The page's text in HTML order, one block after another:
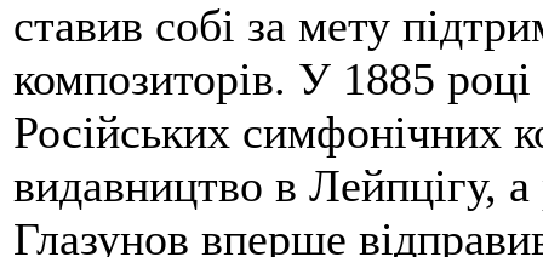
ставив собі за мету
композиторів. У 1885 році
Російських симфонічних
видавництво в Лейпцігу,
Глазунов вперше